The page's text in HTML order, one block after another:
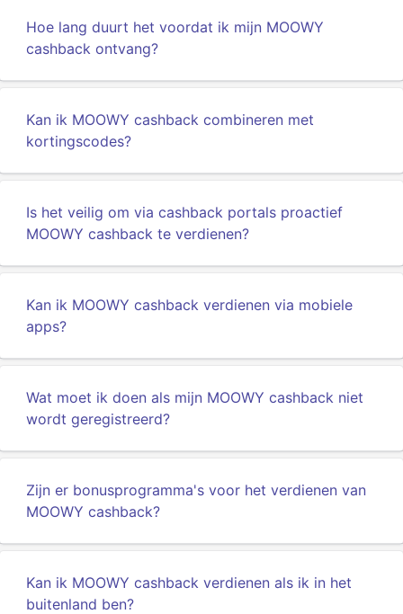
Hoe lang duurt het voordat ik mijn MOOWY
cashback ontvang?
Kan ik MOOWY cashback combineren met
kortingscodes?
Is het veilig om via cashback portals proactief
MOOWY cashback te verdienen?
Kan ik MOOWY cashback verdienen via mobiele
apps?
Wat moet ik doen als mijn MOOWY cashback niet
wordt geregistreerd?
Zijn er bonusprogramma's voor het verdienen van
MOOWY cashback?
Kan ik MOOWY cashback verdienen als ik in het
buitenland ben?